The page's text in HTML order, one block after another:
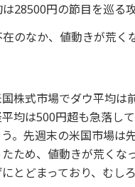
は28500円の節目を巡る
のなか、値動きが荒く
株式市場でダウ平均は
均は500円超も急落し
。先週末の米国市場は
ため、値動きが荒くな
とどまっており、むし